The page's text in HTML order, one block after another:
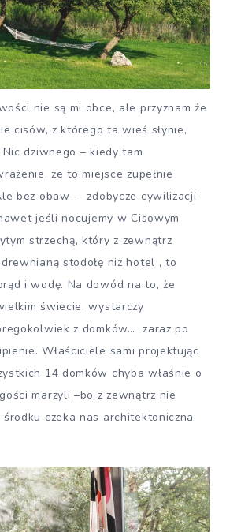
nie są mi obce, ale przyznam że
cisów, z którego ta wieś słynie,
Nic dziwnego – kiedy tam
że to miejsce zupełnie
bez obaw – zdobycze cywilizacji
jeśli nocujemy w Cisowym
strzechą, który z zewnątrz
stodołę niż hotel , to
i wodę. Na dowód na to, że
świecie, wystarczy
z domków… zaraz po
Właściciele sami projektując
14 domków chyba właśnie o
marzyli –bo z zewnątrz nie
czeka nas architektoniczna